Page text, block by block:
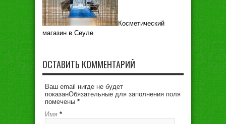
Косметический
магазин в Сеуле
ОСТАВИТЬ КОММЕНТАРИЙ
Ваш email нигде не будет
показанОбязательные для заполнения поля
помечены *
Имя *